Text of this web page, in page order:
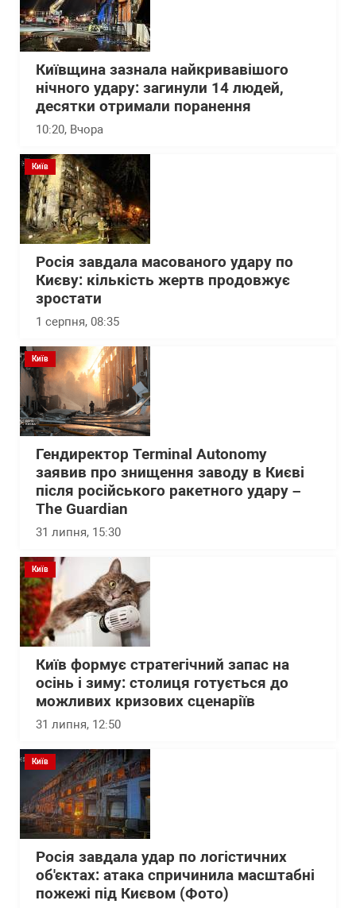
Київщина зазнала найкривавішого
нічного удару: загинули 14 людей,
десятки отримали поранення
10:20, Вчора
Київ
Росія завдала масованого удару по
Києву: кількість жертв продовжує
зростати
1 серпня, 08:35
Київ
Гендиректор Terminal Autonomy
заявив про знищення заводу в Києві
після російського ракетного удару –
The Guardian
31 липня, 15:30
Київ
Київ формує стратегічний запас на
осінь і зиму: столиця готується до
можливих кризових сценаріїв
31 липня, 12:50
Київ
Росія завдала удар по логістичних
об'єктах: атака спричинила масштабні
пожежі під Києвом (Фото)